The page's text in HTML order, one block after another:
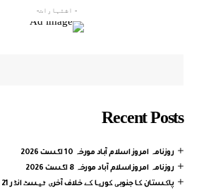
- اشتہارات-
Recent Posts
روزنامہ امروز اسلام آباد مورخہ 10 اگست 2026
روزنامہ امروزاسلام آباد مورخہ 8 اگست 2026